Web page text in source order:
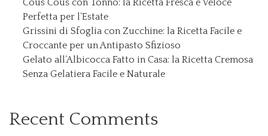
Cous Cous con Tonno: la Ricetta Fresca e Veloce
Perfetta per l’Estate
Grissini di Sfoglia con Zucchine: la Ricetta Facile e
Croccante per un Antipasto Sfizioso
Gelato all’Albicocca Fatto in Casa: la Ricetta Cremosa
Senza Gelatiera Facile e Naturale
Recent Comments